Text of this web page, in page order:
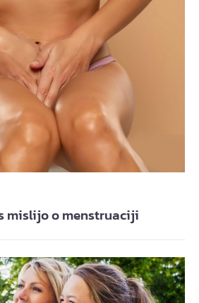
mislijo o menstruaciji